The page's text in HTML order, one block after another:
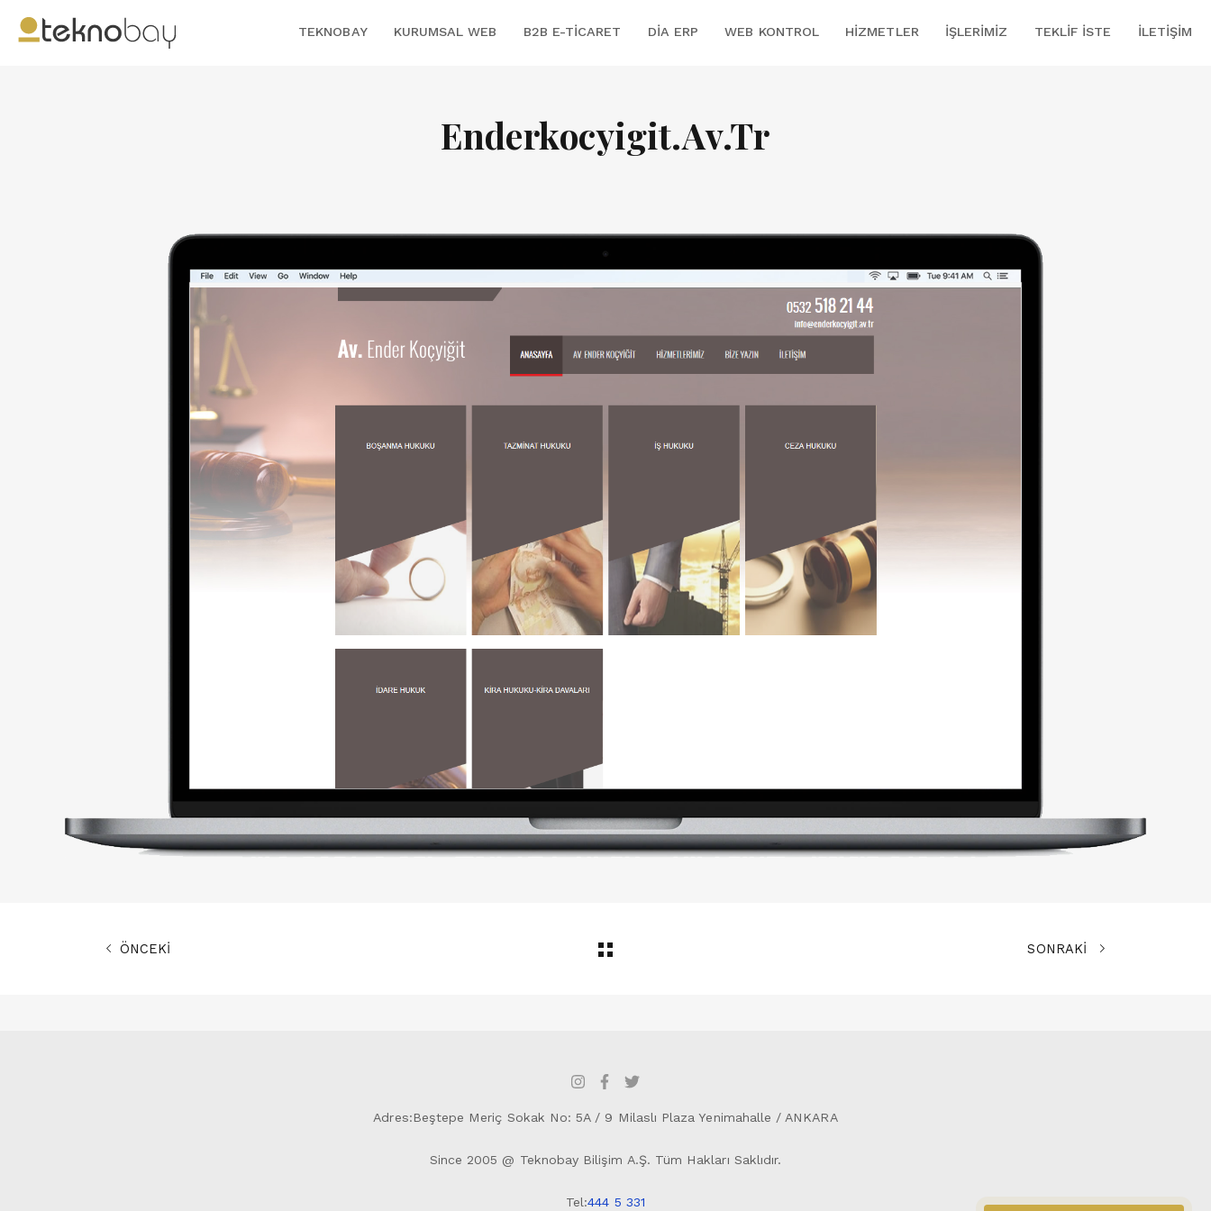
TEKNOBAY KURUMSAL WEB B2B E-TICARET DİA ERP WEB KONTROL HIZMETLER İŞLERIMIZ TEKLIF İSTE İLETIŞIM
Enderkocyigit.Av.Tr
ÖNCEKİ SONRAKİ
Adres:Beştepe Meriç Sokak No: 5A / 9 Milaslı Plaza Yenimahalle / ANKARA
Since 2005 @ Teknobay Bilişim A.Ş. Tüm Hakları Saklıdır.
Tel:444 5 331